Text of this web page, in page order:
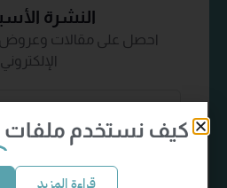
النشرة
احصل على مقالات وعروض
الإلكتروني
إشترك الآن
كيف نستخدم ملفات
قراءة المزيد